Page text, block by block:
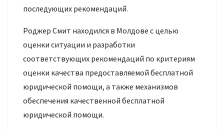
последующих рекомендаций.
Роджер Смит находился в Молдове с целью
оценки ситуации и разработки
соответствующих рекомендаций по критериям
оценки качества предоставляемой бесплатной
юридической помощи, а также механизмов
обеспечения качественной бесплатной
юридической помощи.